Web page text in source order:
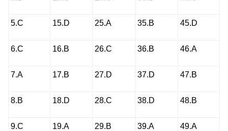
5.C 15.D 25.A 35.B 45.D
6.C 16.B 26.C 36.B 46.A
7.A 17.B 27.D 37.D 47.B
8.B 18.D 28.C 38.D 48.B
9.C 19.A 29.B 39.A 49.A